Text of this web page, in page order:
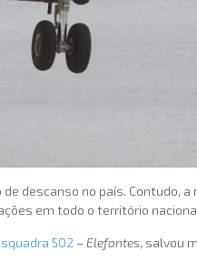
descanso no país. Contudo,
em todo o território
502 – Elefantes, salvou